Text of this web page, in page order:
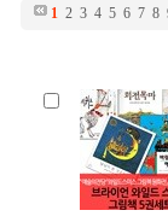
1 2 3 4 5 6 7 8